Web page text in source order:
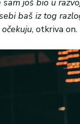
još bio u
baš iz tog
, otkriva on.